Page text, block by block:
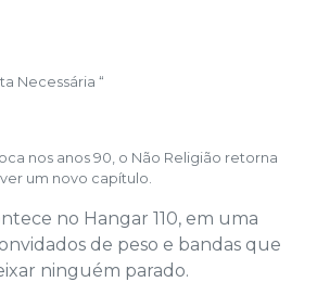
Necessária “
nos anos 90, o Não Religião retorna
um novo capítulo.
no Hangar 110, em uma
de peso e bandas que
ninguém parado.